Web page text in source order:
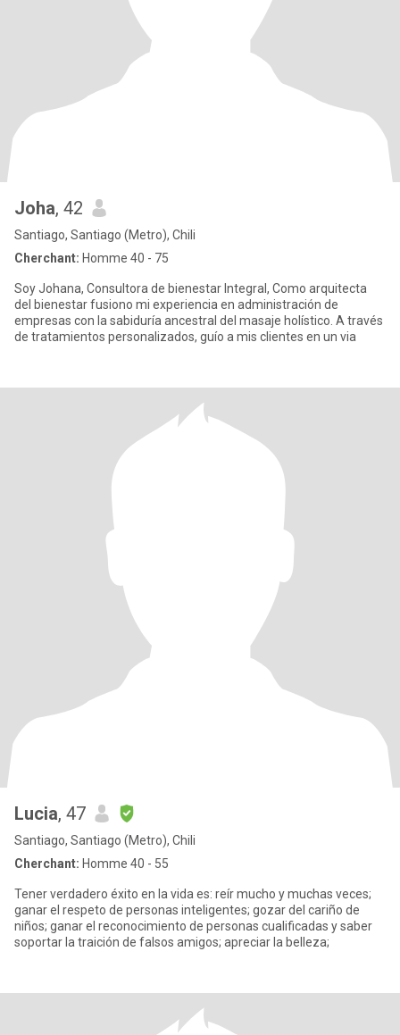
Joha, 42
Santiago, Santiago (Metro), Chili
Cherchant: Homme 40 - 75
Soy Johana, Consultora de bienestar Integral, Como arquitecta
del bienestar fusiono mi experiencia en administración de
empresas con la sabiduría ancestral del masaje holístico. A través
de tratamientos personalizados, guío a mis clientes en un via
Lucia, 47
Santiago, Santiago (Metro), Chili
Cherchant: Homme 40 - 55
Tener verdadero éxito en la vida es: reír mucho y muchas veces;
ganar el respeto de personas inteligentes; gozar del cariño de
niños; ganar el reconocimiento de personas cualificadas y saber
soportar la traición de falsos amigos; apreciar la belleza;